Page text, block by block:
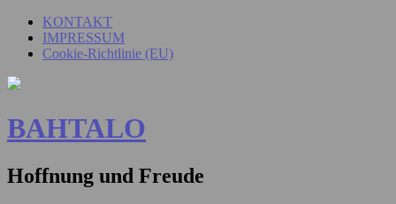
KONTAKT
IMPRESSUM
Cookie-Richtlinie (EU)
BAHTALO
Hoffnung und Freude